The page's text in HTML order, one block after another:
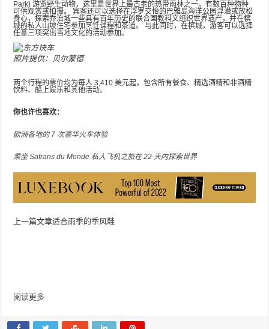
Park) 游览野生动物，这里是世界上最古老的热带雨林之一，有数百种物种
可供观赏或拍摄。 宾客还可以选择在浮罗交怡的巴雅岛海洋公园浮潜或放松
身心，探索乔治城一些具有百年历史的联合国教科文组织世界遗产，并在槟
城的私人山坡住宅参加烹饪课程和茶道。 与此同时，在槟城，游客可以选择
任意三项突出当地文化的活动参加。
照片提供：贝尔蒙德
两个行程的票价均为每人 3,410 美元起，包含所有餐食、精选酒精和非酒精
饮料、船上娱乐和其他活动。
你也许也喜欢：
欧洲各地的 7 次豪华火车体验
乘坐 Safrans du Monde 私人飞机之旅在 22 天内探索世界
上一篇文章适合雨季的季风鞋
阅读更多